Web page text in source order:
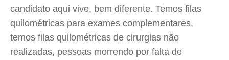
candidato aqui vive, bem diferente. Temos filas
quilométricas para exames complementares,
temos filas quilométricas de cirurgias não
realizadas, pessoas morrendo por falta de